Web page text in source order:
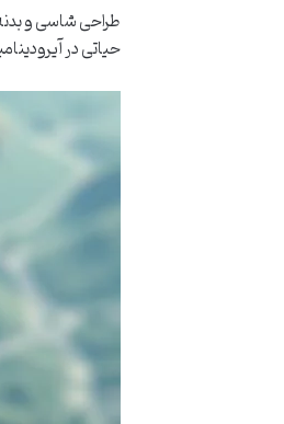
طراحی شاسی و
حیاتی در